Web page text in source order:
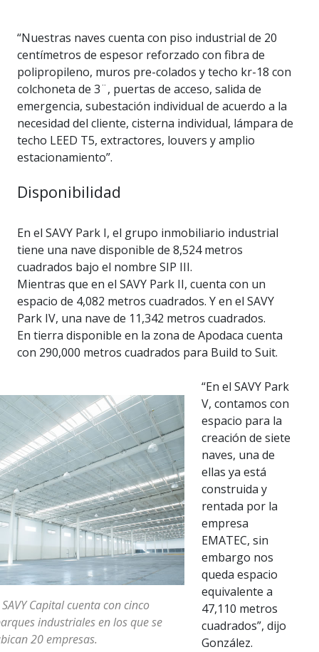
“Nuestras naves cuenta con piso industrial de 20
centímetros de espesor reforzado con fibra de
polipropileno, muros pre-colados y techo kr-18 con
colchoneta de 3¨, puertas de acceso, salida de
emergencia, subestación individual de acuerdo a la
necesidad del cliente, cisterna individual, lámpara de
techo LEED T5, extractores, louvers y amplio
estacionamiento”.
Disponibilidad
En el SAVY Park I, el grupo inmobiliario industrial
tiene una nave disponible de 8,524 metros
cuadrados bajo el nombre SIP III.
Mientras que en el SAVY Park II, cuenta con un
espacio de 4,082 metros cuadrados. Y en el SAVY
Park IV, una nave de 11,342 metros cuadrados.
En tierra disponible en la zona de Apodaca cuenta
con 290,000 metros cuadrados para Build to Suit.
SAVY Capital cuenta con cinco
industriales en los que se
20 empresas.
“En el SAVY Park
V, contamos con
espacio para la
creación de siete
naves, una de
ellas ya está
construida y
rentada por la
empresa
EMATEC, sin
embargo nos
queda espacio
equivalente a
47,110 metros
cuadrados”, dijo
González.